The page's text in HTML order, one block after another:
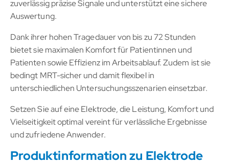
zuverlässig präzise Signale und unterstützt eine sichere
Auswertung.
Dank ihrer hohen Tragedauer von bis zu 72 Stunden
bietet sie maximalen Komfort für Patientinnen und
Patienten sowie Effizienz im Arbeitsablauf. Zudem ist sie
bedingt MRT-sicher und damit flexibel in
unterschiedlichen Untersuchungsszenarien einsetzbar.
Setzen Sie auf eine Elektrode, die Leistung, Komfort und
Vielseitigkeit optimal vereint für verlässliche Ergebnisse
und zufriedene Anwender.
Produktinformation zu Elektrode